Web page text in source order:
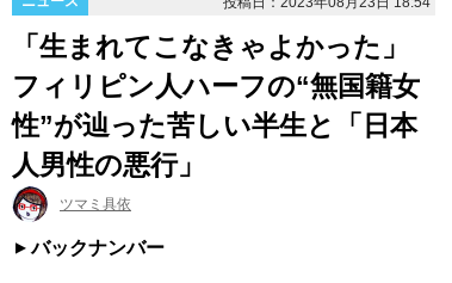
「生まれてこなきゃよかった」
フィリピン人ハーフの“無国籍女
性”が辿った苦しい半生と「日本
人男性の悪行」
ツマミ具依
バックナンバー